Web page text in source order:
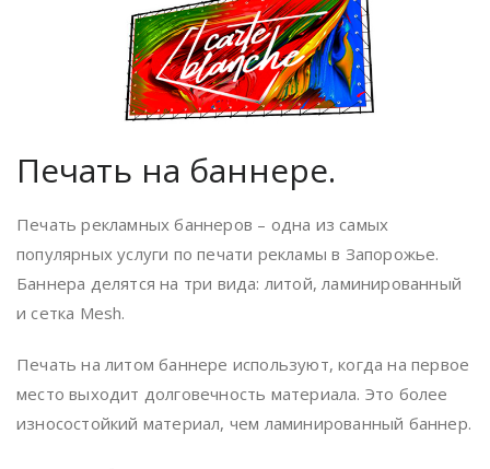
Печать на баннере.
Печать рекламных баннеров – одна из самых
популярных услуги по печати рекламы в Запорожье.
Баннера делятся на три вида: литой, ламинированный
и сетка Mesh.
Печать на литом баннере используют, когда на первое
место выходит долговечность материала. Это более
износостойкий материал, чем ламинированный баннер.